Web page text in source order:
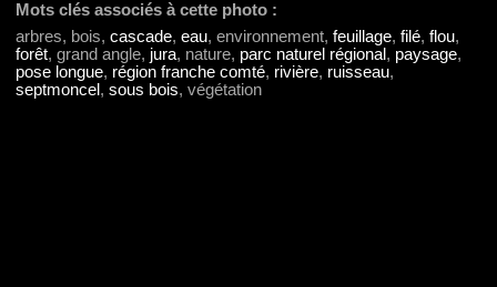
Mots clés associés à cette photo :
arbres, bois, cascade, eau, environnement, feuillage, filé, flou,
forêt, grand angle, jura, nature, parc naturel régional, paysage,
pose longue, région franche comté, rivière, ruisseau,
septmoncel , sous bois, végétation